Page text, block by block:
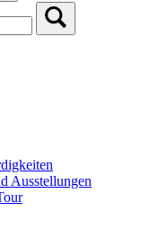
Ausstellungen